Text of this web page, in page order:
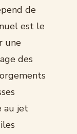
de
est le
une
des
au jet